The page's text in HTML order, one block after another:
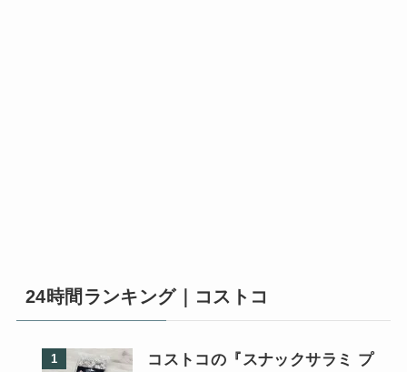
24時間ランキング｜コストコ
コストコの『スナックサラミ プ